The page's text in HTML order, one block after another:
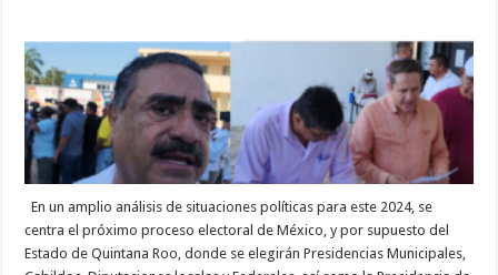
En un amplio análisis de situaciones políticas para este 2024, se
centra el próximo proceso electoral de México, y por supuesto del
Estado de Quintana Roo, donde se elegirán Presidencias Municipales,